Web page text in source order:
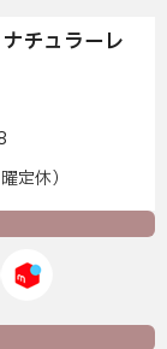
チュラーレ
休）